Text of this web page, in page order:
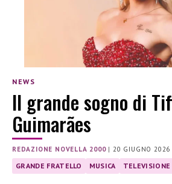
NEWS
Il grande sogno di
Guimarães
REDAZIONE NOVELLA 2000|20 GIUGNO 2026
GRANDE FRATELLO MUSICA TELEVISIONE